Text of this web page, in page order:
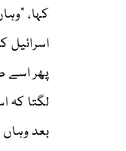
کہا،
اسرائیل
پھر اسے
لگتا کہ
بعد وہاں